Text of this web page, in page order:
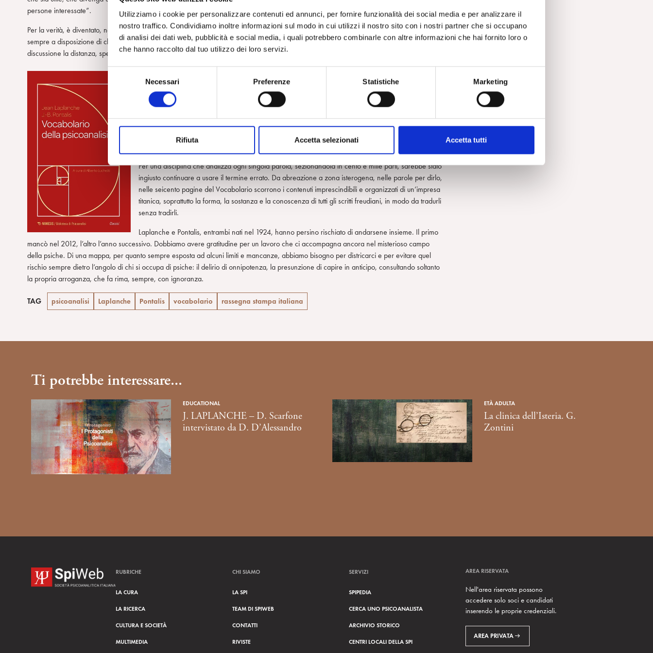
Utilizziamo i cookie per personalizzare contenuti ed annunci, per fornire funzionalità dei social media e per analizzare il
nostro traffico. Condividiamo inoltre informazioni sul modo in cui utilizzi il nostro sito con i nostri partner che si occupano
di analisi dei dati web, pubblicità e social media, i quali potrebbero combinarle con altre informazioni che hai fornito loro o
che hanno raccolto dal tuo utilizzo dei loro servizi.
S
e
z
i
e
l
o
n
s
e
n
s
o
Necessari Preferenze Statistiche Marketing
Rifiuta Accetta selezionati Accetta tutti
persone interessate”.
Per la verità, è diventato, nel corso dei decenni, strumento di lavoro e documento storico, che non significa superato. Tutt’altro. Significa
sempre a disposizione di chi non abbandona lo studio, di chi vuole comprendere per migliorarsi, di chi non rinuncia a mettere in
discussione la distanza, spesso siderale, tra teoria e pratica.
Luchetti ricorda che “la prima edizione italiana del Vocabolario della psicoanalisi, con il titolo di
questa nuova edizione, in occasione dei cent’anni della nascita di Laplanche e Pontalis, a parte una
esplicitamente e nettamente in questo senso, chiarendo che non si tratta né di un dizionario né di una
Per una disciplina che analizza ogni singola parola, sezionandola in cento e mille parti, sarebbe stato
ingiusto continuare a usare il termine errato. Da abreazione a zona isterogena, nelle parole per dirlo,
nelle seicento pagine del Vocabolario scorrono i contenuti imprescindibili e organizzati di un’impresa
titanica, soprattutto la forma, la sostanza e la conoscenza di tutti gli scritti freudiani, in modo da tradurli
senza tradirli.
Laplanche e Pontalis, entrambi nati nel 1924, hanno persino rischiato di andarsene insieme. Il primo
mancò nel 2012, l’altro l’anno successivo. Dobbiamo avere gratitudine per un lavoro che ci accompagna ancora nel misterioso campo
della psiche. Di una mappa, per quanto sempre esposta ad alcuni limiti e mancanze, abbiamo bisogno per districarci e per evitare quel
rischio sempre dietro l’angolo di chi si occupa di psiche: il delirio di onnipotenza, la presunzione di capire in anticipo, consultando soltanto
la propria arroganza, che fa rima, sempre, con ignoranza.
TAG psicoanalisi Laplanche Pontalis vocabolario rassegna stampa italiana
Ti potrebbe interessare...
EDUCATIONAL
J. LAPLANCHE – D. Scarfone
intervistato da D. D’Alessandro
ETÀ ADULTA
La clinica dell’Isteria. G.
Zontini
RUBRICHE
LA CURA
LA RICERCA
CULTURA E SOCIETÀ
MULTIMEDIA
CHI SIAMO
LA SPI
TEAM DI SPIWEB
CONTATTI
RIVISTE
SERVIZI
SPIPEDIA
CERCA UNO PSICOANALISTA
ARCHIVIO STORICO
CENTRI LOCALI DELLA SPI
AREA RISERVATA
Nell'area riservata possono
accedere solo soci e candidati
inserendo le proprie credenziali.
AREA PRIVATA